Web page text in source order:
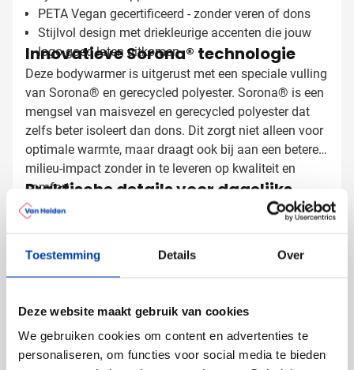
Toestemming Details Over
Deze website maakt gebruik van cookies
We gebruiken cookies om content en advertenties te
personaliseren, om functies voor social media te bieden
PETA Vegan gecertificeerd - zonder veren of dons
Stijlvol design met driekleurige accenten die jouw
logo goed laten uitkomen
Innovatieve Sorona® technologie
Deze bodywarmer is uitgerust met een speciale vulling
van Sorona® en gerecycled polyester. Sorona® is een
mengsel van maisvezel en gerecycled polyester dat
zelfs beter isoleert dan dons. Dit zorgt niet alleen voor
optimale warmte, maar draagt ook bij aan een betere
milieu-impact zonder in te leveren op kwaliteit en
comfort.
Praktische details voor dagelijks
gebruik
oog op functionaliteit:
2 binnenzakken voor extra opbergruimte
voor op reis
Getailleerd model speciaal ontworpen voor dames